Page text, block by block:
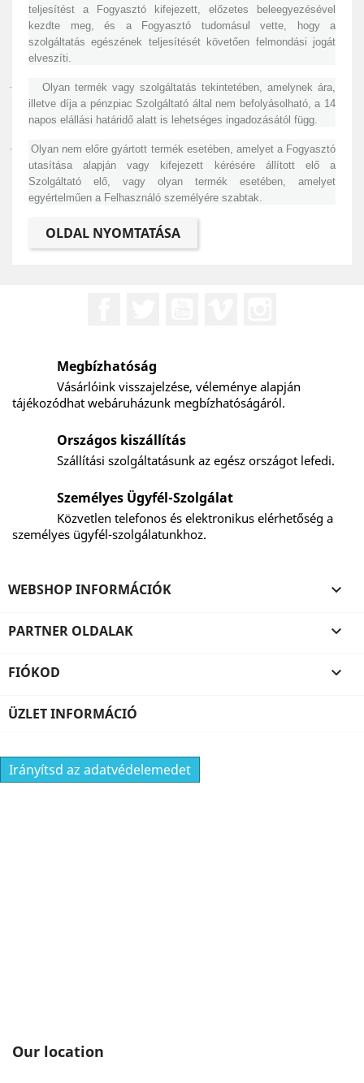
teljesítést a Fogyasztó kifejezett, előzetes beleegyezésével
kezdte meg, és a Fogyasztó tudomásul vette, hogy a
szolgáltatás egészének teljesítését követően felmondási jogát
elveszíti.
·
Olyan termék vagy szolgáltatás tekintetében, amelynek ára,
illetve díja a pénzpiac Szolgáltató által nem befolyásolható, a 14
napos elállási határidő alatt is lehetséges ingadozásától függ.
·
Olyan nem előre gyártott termék esetében, amelyet a Fogyasztó
utasítása alapján vagy kifejezett kérésére állított elő a
Szolgáltató elő, vagy olyan termék esetében, amelyet
egyértelműen a Felhasználó személyére szabtak.
Megbízhatóság
Vásárlóink visszajelzése, véleménye alapján
tájékozódhat webáruházunk megbízhatóságáról.
Országos kiszállítás
Szállítási szolgáltatásunk az egész országot lefedi.
Személyes Ügyfél-Szolgálat
Közvetlen telefonos és elektronikus elérhetőség a
személyes ügyfél-szolgálatunkhoz.
WEBSHOP INFORMÁCIÓK 
PARTNER OLDALAK 
FIÓKOD 
ÜZLET INFORMÁCIÓ
Irányítsd az adatvédelemedet
Our location